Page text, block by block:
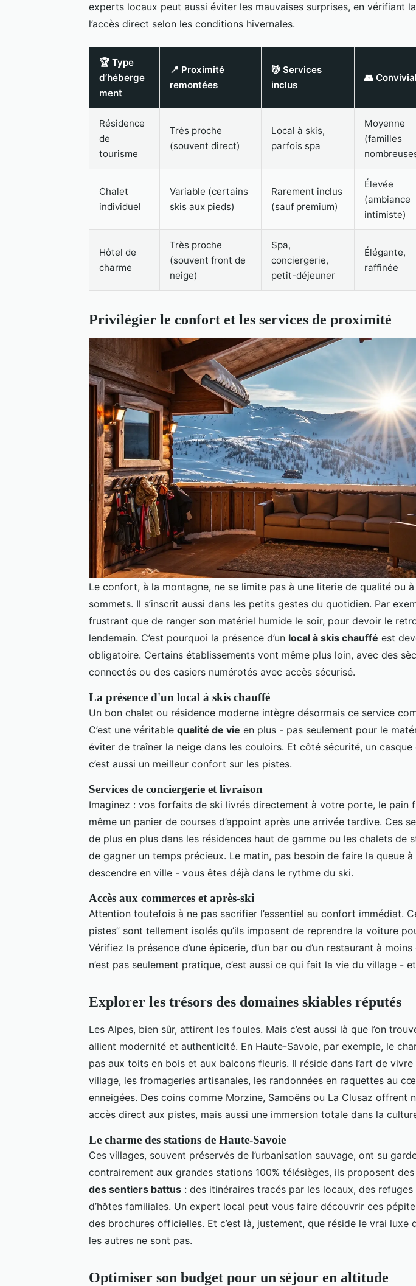
experts locaux peut aussi éviter les mauvaises surprises, en vérifiant
l’accès direct selon les conditions hivernales.
🏆 Type
d’héberge
ment
📍 Proximité
remontées
💆 Services
inclus
👥
Résidence
de
tourisme
Très proche
(souvent direct)
Local à skis,
parfois spa
Moyenne
(familles
Chalet
individuel
Variable (certains
skis aux pieds)
Rarement inclus
(sauf premium)
Élevée
(ambiance
intimiste)
Hôtel de
charme
Très proche
(souvent front de
neige)
Spa,
conciergerie,
petit-déjeuner
Élégante,
raffinée
Privilégier le confort et les services de proximité
Le confort, à la montagne, ne se limite pas à une literie de qualité ou
sommets. Il s’inscrit aussi dans les petits gestes du quotidien. Par
frustrant que de ranger son matériel humide le soir, pour devoir le
lendemain. C’est pourquoi la présence d’un local à skis chauffé est
obligatoire. Certains établissements vont même plus loin, avec des
connectés ou des casiers numérotés avec accès sécurisé.
La présence d'un local à skis chauffé
Un bon chalet ou résidence moderne intègre désormais ce service
C’est une véritable qualité de vie en plus - pas seulement pour le
éviter de traîner la neige dans les couloirs. Et côté sécurité, un casque
c’est aussi un meilleur confort sur les pistes.
Services de conciergerie et livraison
Imaginez : vos forfaits de ski livrés directement à votre porte, le pain
même un panier de courses d’appoint après une arrivée tardive. Ces
de plus en plus dans les résidences haut de gamme ou les chalets de
de gagner un temps précieux. Le matin, pas besoin de faire la queue
descendre en ville - vous êtes déjà dans le rythme du ski.
Accès aux commerces et après-ski
Attention toutefois à ne pas sacrifier l’essentiel au confort immédiat.
pistes” sont tellement isolés qu’ils imposent de reprendre la voiture
Vérifiez la présence d’une épicerie, d’un bar ou d’un restaurant à moins
n’est pas seulement pratique, c’est aussi ce qui fait la vie du village -
Explorer les trésors des domaines skiables réputés
Les Alpes, bien sûr, attirent les foules. Mais c’est aussi là que l’on
allient modernité et authenticité. En Haute-Savoie, par exemple, le
pas aux toits en bois et aux balcons fleuris. Il réside dans l’art de
village, les fromageries artisanales, les randonnées en raquettes au
enneigées. Des coins comme Morzine, Samoëns ou La Clusaz offrent
accès direct aux pistes, mais aussi une immersion totale dans la
Le charme des stations de Haute-Savoie
Ces villages, souvent préservés de l’urbanisation sauvage, ont su
contrairement aux grandes stations 100% télésièges, ils proposent des
des sentiers battus : des itinéraires tracés par les locaux, des
d’hôtes familiales. Un expert local peut vous faire découvrir ces
des brochures officielles. Et c’est là, justement, que réside le vrai luxe
les autres ne sont pas.
Optimiser son budget pour un séjour en altitude